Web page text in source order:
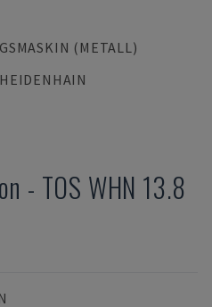
(METALL)
HEIDENHAIN
- TOS WHN 13.8